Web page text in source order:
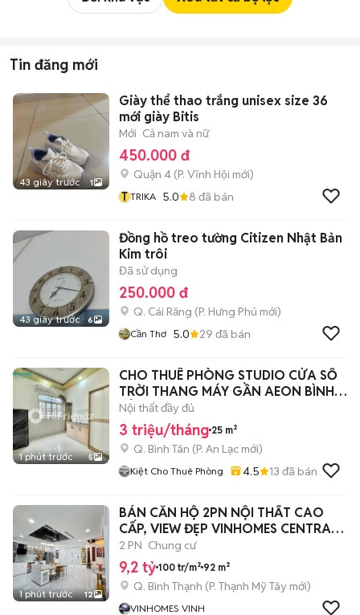
Tin đăng mới
43 giây trước 1
Giày thể thao trắng unisex size 36
mới giày Bitis
Mới Cả nam và nữ
450.000 đ
Quận 4 (P. Vĩnh Hội mới)
T TRIKA 5.0 8 đã bán
43 giây trước 6
Đồng hồ treo tường Citizen Nhật Bản
Kim trôi
Đã sử dụng
250.000 đ
Q. Cái Răng (P. Hưng Phú mới)
Cần Thơ 5.0 29 đã bán
1 phút trước 5
CHO THUÊ PHÒNG STUDIO CỬA SỔ
TRỜI THANG MÁY GẦN AEON BÌNH
TÂN OTO ĐẬU
Nội thất đầy đủ
3 triệu/tháng 25 m²
Q. Bình Tân (P. An Lạc mới)
Kiệt Cho Thuê Phòng 4.5 13 đã bán
1 phút trước 12
BÁN CĂN HỘ 2PN NỘI THẤT CAO
CẤP, VIEW ĐẸP VINHOMES CENTRAL
PARK
2 PN Chung cư
9,2 tỷ 100 tr/m² 92 m²
Q. Bình Thạnh (P. Thạnh Mỹ Tây mới)
VINHOMES VINH